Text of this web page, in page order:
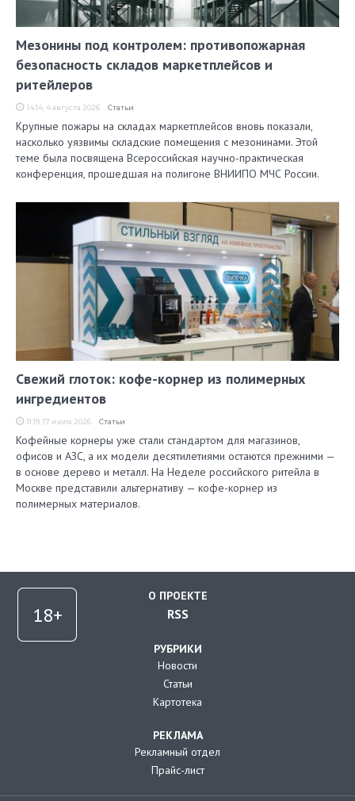
Мезонины под контролем: противопожарная
безопасность складов маркетплейсов и
ритейлеров
14:14, 4 августа 2026 Статьи
Крупные пожары на складах маркетплейсов вновь показали,
насколько уязвимы складские помещения с мезонинами. Этой
теме была посвящена Всероссийская научно-практическая
конференция, прошедшая на полигоне ВНИИПО МЧС России.
Свежий глоток: кофе-корнер из полимерных
ингредиентов
11:19, 17 июля 2026 Статьи
Кофейные корнеры уже стали стандартом для магазинов,
офисов и АЗС, а их модели десятилетиями остаются прежними —
в основе дерево и металл. На Неделе российского ритейла в
Москве представили альтернативу — кофе-корнер из
полимерных материалов.
О ПРОЕКТЕ
RSS
РУБРИКИ
Новости
Статьи
Картотека
РЕКЛАМА
Рекламный отдел
Прайс-лист